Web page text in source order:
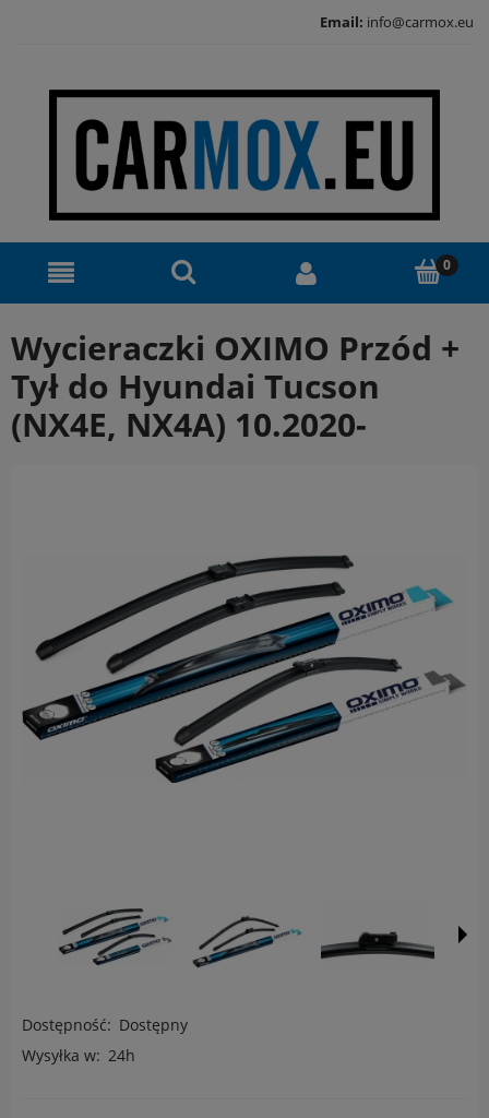
Email: info@carmox.eu
Wycieraczki OXIMO Przód +
Tył do Hyundai Tucson
(NX4E, NX4A) 10.2020-
Dostępność: Dostępny
Wysyłka w: 24h